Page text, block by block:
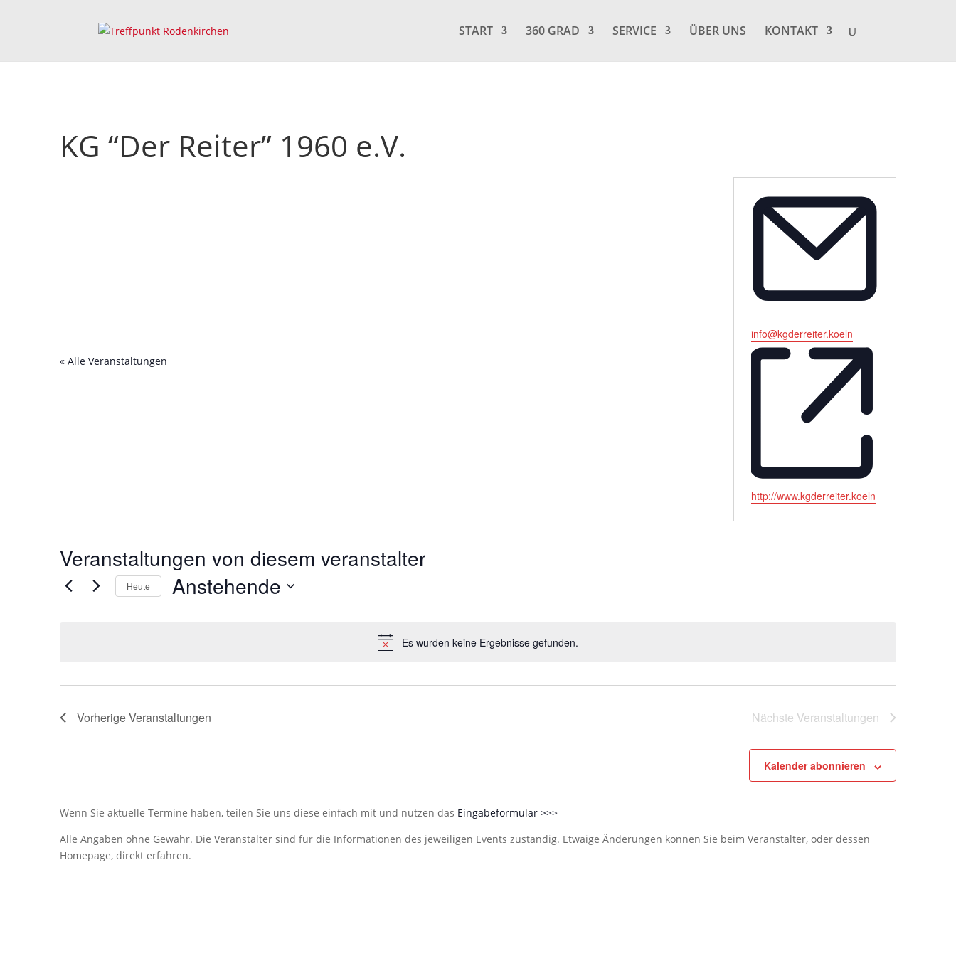
START 360 GRAD SERVICE ÜBER UNS KONTAKT
KG “Der Reiter” 1960 e.V.
« Alle Veranstaltungen
Email
info@kgderreiter.koeln
Webseite
http://www.kgderreiter.koeln
Veranstaltungen von diesem veranstalter
Hinweis
Es wurden keine Ergebnisse gefunden.
Heute Anstehende
VorherigeVeranstaltungen Nächste Veranstaltungen
Kalender abonnieren
Wenn Sie aktuelle Termine haben, teilen Sie uns diese einfach mit und nutzen das Eingabeformular >>>
Alle Angaben ohne Gewähr. Die Veranstalter sind für die Informationen des jeweiligen Events zuständig. Etwaige Änderungen können Sie beim Veranstalter, oder dessen
Homepage, direkt erfahren.